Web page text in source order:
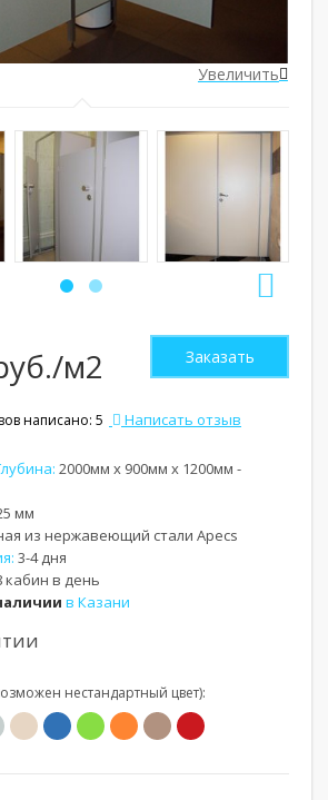
Увеличить
м2 Заказать
написано: 5 Написать отзыв
2000мм x 900мм x 1200мм -
мм
из нержавеющий стали Apecs
3-4 дня
кабин в день
в Казани
нестандартный цвет):